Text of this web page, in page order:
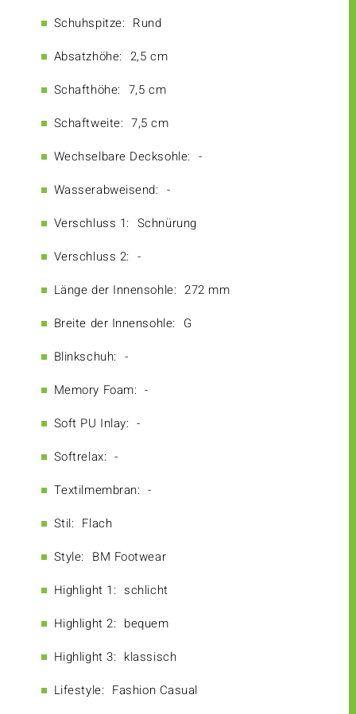
Schuhspitze: Rund
Absatzhöhe: 2,5 cm
Schafthöhe: 7,5 cm
Schaftweite: 7,5 cm
Wechselbare Decksohle: -
Wasserabweisend: -
Verschluss 1: Schnürung
Verschluss 2: -
Länge der Innensohle: 272 mm
Breite der Innensohle: G
Blinkschuh: -
Memory Foam: -
Soft PU Inlay: -
Softrelax: -
Textilmembran: -
Stil: Flach
Style: BM Footwear
Highlight 1: schlicht
Highlight 2: bequem
Highlight 3: klassisch
Lifestyle: Fashion Casual